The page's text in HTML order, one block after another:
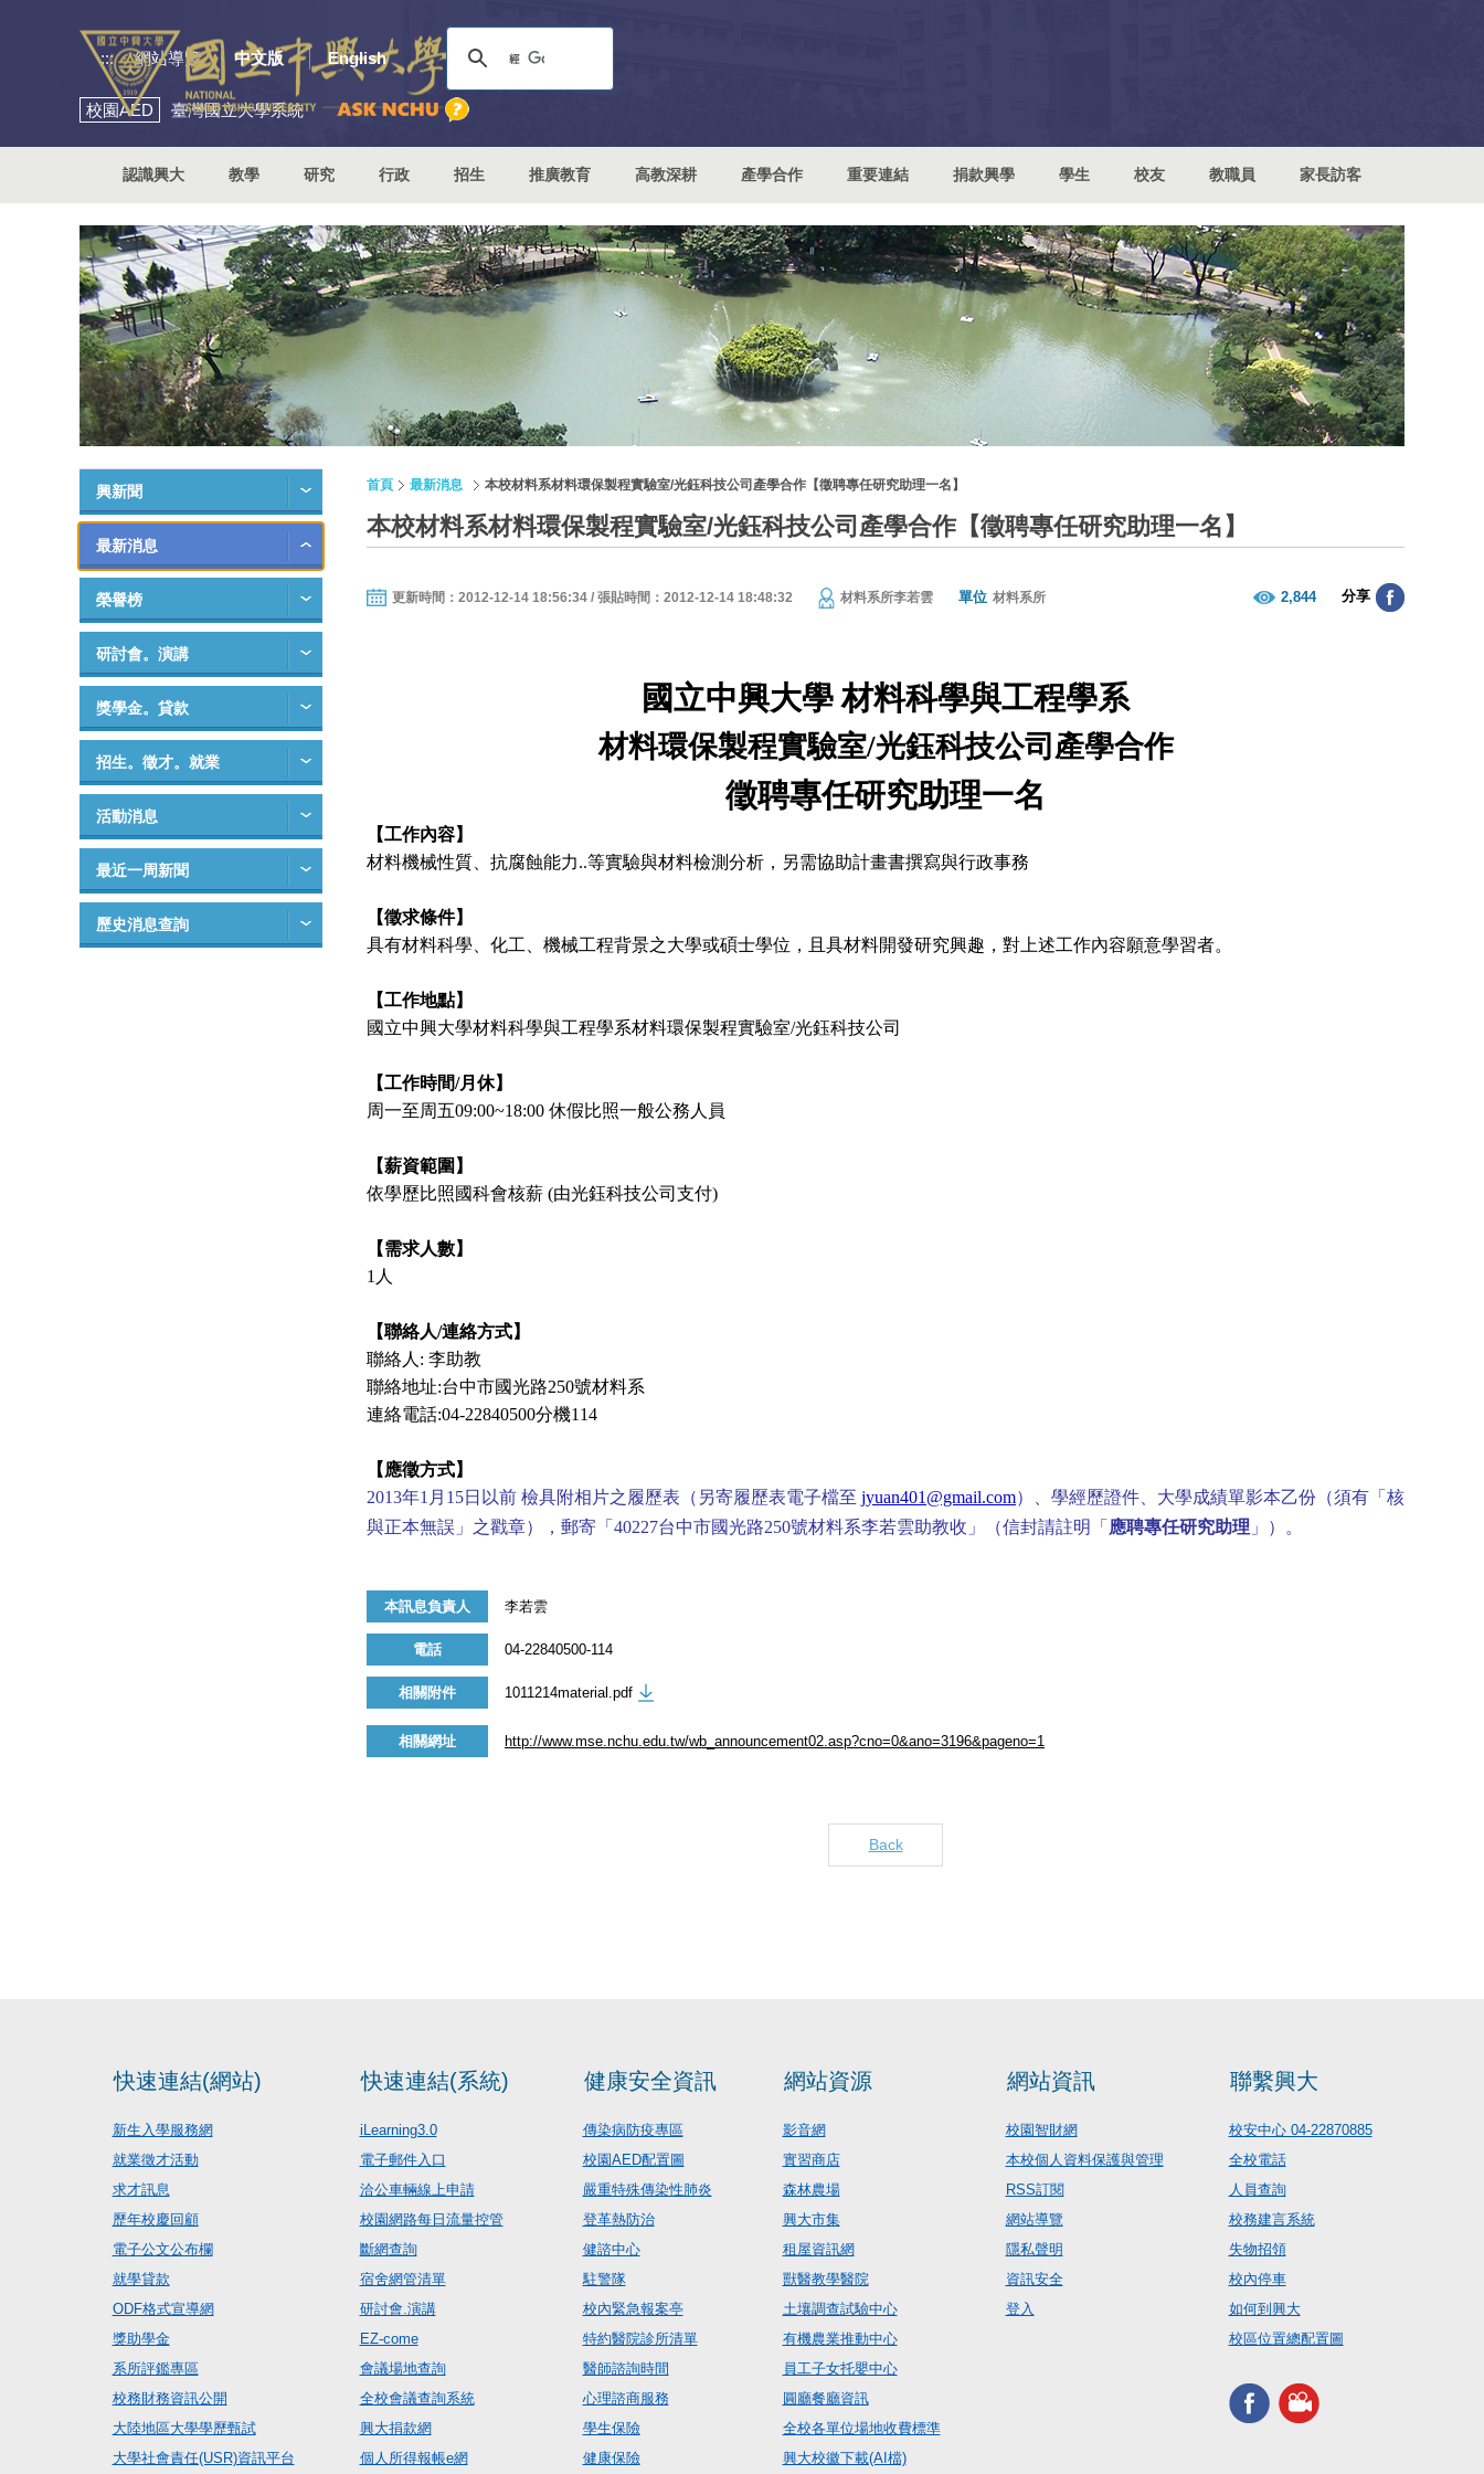
::: 網站導覽 中文版 English
校園AED 臺灣國立大學系統
認識興大 教學 研究 行政 招生 推廣教育 高教深耕 產學合作 重要連結 捐款興學 學生 校友 教職員 家長訪客
興新聞
最新消息
榮譽榜
研討會。演講
獎學金。貸款
招生。徵才。就業
活動消息
最近一周新聞
歷史消息查詢
首頁 最新消息 本校材料系材料環保製程實驗室/光鈺科技公司產學合作【徵聘專任研究助理一名】
本校材料系材料環保製程實驗室/光鈺科技公司產學合作【徵聘專任研究助理一名】
更新時間：2012-12-14 18:56:34 / 張貼時間：2012-12-14 18:48:32 材料系所李若雲 單位 材料系所 2,844 分享
國立中興大學 材料科學與工程學系
材料環保製程實驗室/光鈺科技公司產學合作
徵聘專任研究助理一名
【工作內容】
材料機械性質、抗腐蝕能力..等實驗與材料檢測分析 ，另需協助計畫書撰寫與行政事務
【徵求條件】
具有材料科學、化工、機械工程背景之大學或碩士學位，且具材料開發研究興趣，對上述工作內容願意學習者。
【工作地點】
國立中興大學材料科學與工程學系材料環保製程實驗室/光鈺科技公司
【工作時間/月休】
周一至周五09:00~18:00 休假比照一般公務人員
【薪資範圍】
依學歷比照國科會核薪 (由光鈺科技公司支付)
【需求人數】
1 人
【聯絡人/連絡方式】
聯絡人 : 李助教
聯絡地址:台中市國光路250號材料系
連絡電話:04-22840500分機114
【應徵方式】
2013年1 月 15日以前 檢具附相片之履歷表（另寄履歷表電子檔至 jyuan401@gmail.com）、學經歷證件、大學成績單影本乙份（須有「核
與正本無誤」之戳章）， 郵寄「 40227台中市國光路250號材料系李若雲助教收」（信封請註明「 應聘專任研究助理 」）。
本訊息負責人 李若雲
電話 04-22840500-114
相關附件 1011214material.pdf
相關網址 http://www.mse.nchu.edu.tw/wb_announcement02.asp?cno=0&ano=3196&pageno=1
Back
快速連結(網站)
新生入學服務網
就業徵才活動
求才訊息
歷年校慶回顧
電子公文公布欄
就學貸款
ODF格式宣導網
獎助學金
系所評鑑專區
校務財務資訊公開
大陸地區大學學歷甄試
大學社會責任(USR)資訊平台
快速連結(系統)
iLearning3.0
電子郵件入口
洽公車輛線上申請
校園網路每日流量控管
斷網查詢
宿舍網管清單
研討會.演講
EZ-come
會議場地查詢
全校會議查詢系統
興大捐款網
個人所得報帳e網
健康安全資訊
傳染病防疫專區
校園AED配置圖
嚴重特殊傳染性肺炎
登革熱防治
健諮中心
駐警隊
校內緊急報案亭
特約醫院診所清單
醫師諮詢時間
心理諮商服務
學生保險
健康保險
網站資源
影音網
實習商店
森林農場
興大市集
租屋資訊網
獸醫教學醫院
土壤調查試驗中心
有機農業推動中心
員工子女托嬰中心
圓廳餐廳資訊
全校各單位場地收費標準
興大校徽下載(AI檔)
網站資訊
校園智財網
本校個人資料保護與管理
RSS訂閱
網站導覽
隱私聲明
資訊安全
登入
聯繫興大
校安中心 04-22870885
全校電話
人員查詢
校務建言系統
失物招領
校內停車
如何到興大
校區位置總配置圖